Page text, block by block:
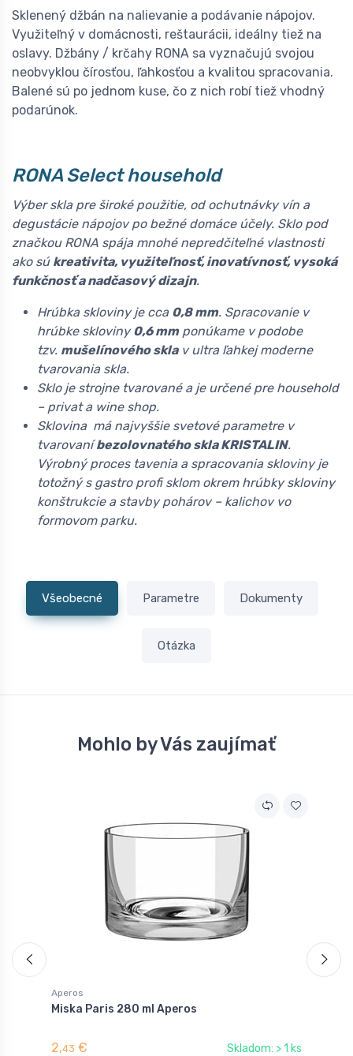
Sklenený džbán na nalievanie a podávanie nápojov.
Využiteľný v domácnosti, reštaurácii, ideálny tiež na
oslavy. Džbány / krčahy RONA sa vyznačujú svojou
neobvyklou čírosťou, ľahkosťou a kvalitou spracovania.
Balené sú po jednom kuse, čo z nich robí tiež vhodný
podarúnok.
RONA Select household
Výber skla pre široké použitie, od ochutnávky vín a
degustácie nápojov po bežné domáce účely. Sklo pod
značkou RONA spája mnohé nepredčiteľné vlastnosti
ako sú kreativita, využiteľnosť, inovatívnosť, vysoká
funkčnosť a nadčasový dizajn.
Hrúbka skloviny je cca 0,8 mm. Spracovanie v
hrúbke skloviny0,6 mmponúkame v podobe
tzv. mušelínového sklav ultra ľahkej moderne
tvarovania skla.
Sklo je strojne tvarované a je určené pre household
– privat a wine shop.
Sklovina má najvyššie svetové parametre v
tvarovaníbezolovnatého skla KRISTALIN.
Výrobný proces tavenia a spracovania skloviny je
totožný s gastro profi sklom okrem hrúbky skloviny
konštrukcie a stavby pohárov – kalichov vo
formovom parku.
Všeobecné Parametre Dokumenty
Otázka
Mohlo by Vás zaujímať
Aperos
Miska Paris 280 ml Aperos
2,43 € Skladom: > 1 ks